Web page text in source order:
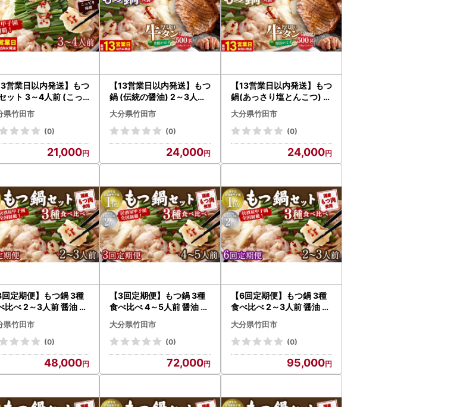
営業日以内発送】もつ
ット 3～4人前 (こっ
味噌)【陽はまたのぼ
県竹田市
(0)
21,000
【13営業日以内発送】もつ
鍋 (伝統の醤油) 2～3人前
＆ 竹田かぼす 厚切り 牛タ
ン 250g×2 セット
大分県竹田市
(0)
24,000
【13営業日以内発送】もつ
鍋(あっさり塩とんこつ) 2
～3人前 ＆ 竹田かぼす 厚
切り 牛タン 250g×2
大分県竹田市
(0)
24,000
回定期便】もつ鍋 3種
比べ 2～3人前 醤油 塩
こつ 味噌【陽はまた
る】
県竹田市
(0)
48,000
【3回定期便】もつ鍋 3種
食べ比べ 4～5人前 醤油 塩
とんこつ 味噌【陽はまた
のぼる】
大分県竹田市
(0)
72,000
【6回定期便】もつ鍋 3種
食べ比べ 2～3人前 醤油 塩
とんこつ 味噌【陽はまた
のぼる】
大分県竹田市
(0)
95,000